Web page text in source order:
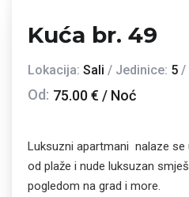
Kuća br. 49
Lokacija: Sali / Jedinice: 5 /
Od: 75.00 € / Noć
Luksuzni apartmani nalaze se
od plaže i nude luksuzan
pogledom na grad i more.